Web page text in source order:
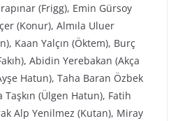
(Frigg), Emin Gürsoy
(Konur), Almıla Uluer
Kaan Yalçın (Öktem), Burç
Abidin Yerebakan (Akça
Hatun), Taha Baran Özbek
(Ülgen Hatun), Fatih
Alp Yenilmez (Kutan), Miray